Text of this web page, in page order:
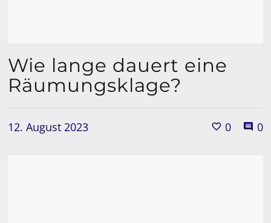
Wie lange dauert eine
Räumungsklage?
12. August 2023 0 0